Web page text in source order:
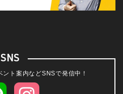
SNS
ト案内などSNSで発信中！